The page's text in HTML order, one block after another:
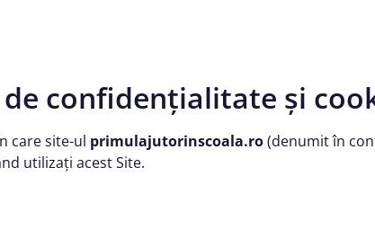
confidențialitate și
care site-ul primulajutorinscoala.ro(denumit în
utilizați acest Site.